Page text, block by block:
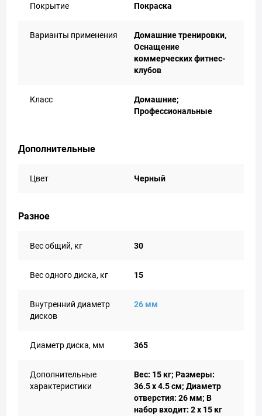
Покрытие Покраска
Варианты применения
Домашние тренировки,
Оснащение
коммерческих фитнес-
клубов
Класс
Домашние;
Профессиональные
Дополнительные
Цвет Черный
Разное
Вес общий, кг 30
Вес одного диска, кг 15
Внутренний диаметр
дисков
26 мм
Диаметр диска, мм 365
Дополнительные
характеристики
Вес: 15 кг; Размеры:
36.5 x 4.5 см; Диаметр
отверстия: 26 мм; В
набор входит: 2 x 15 кг